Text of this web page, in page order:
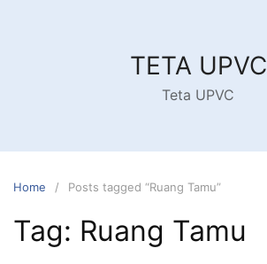
TETA UPVC
Teta UPVC
Home Posts tagged “Ruang Tamu”
Tag: Ruang Tamu